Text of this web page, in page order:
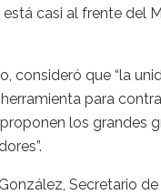
casi al frente del
consideró que “la
para
los grandes
Secretario